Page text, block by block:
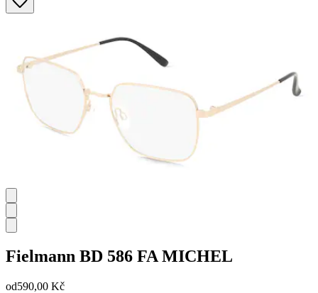
Fielmann BD 586 FA MICHEL
od590,00 Kč